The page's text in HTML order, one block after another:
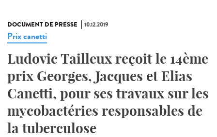
DOCUMENT DE PRESSE 10.12.2019
Prix canetti
Ludovic Tailleux reçoit le 14ème
prix Georges, Jacques et Elias
Canetti, pour ses travaux sur les
mycobactéries responsables de
la tuberculose